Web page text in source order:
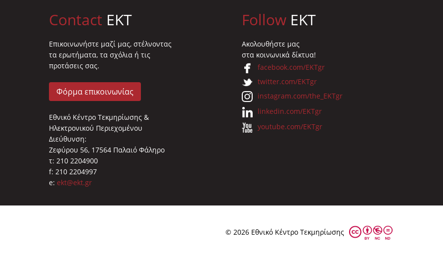
Contact EKT
Επικοινωνήστε μαζί μας, στέλνοντας
τα ερωτήματα, τα σχόλια ή τις
προτάσεις σας.
Φόρμα επικοινωνίας
Εθνικό Κέντρο Τεκμηρίωσης &
Ηλεκτρονικού Περιεχομένου
Διεύθυνση:
Ζεφύρου 56, 17564 Παλαιό Φάληρο
τ: 210 2204900
f: 210 2204997
e: ekt@ekt.gr
Follow EKT
Ακολουθήστε μας
στα κοινωνικά δίκτυα!
facebook.com/EKTgr
twitter.com/EKTgr
instagram.com/the_EKTgr
linkedin.com/EKTgr
youtube.com/EKTgr
© 2026 Eθνικό Κέντρο Τεκμηρίωσης